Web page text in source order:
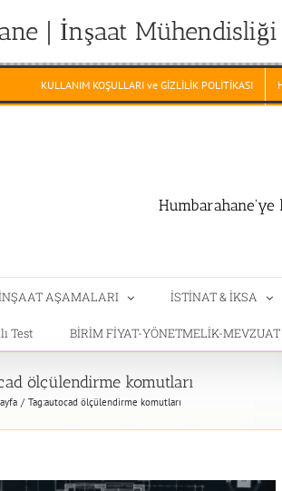
| İnşaat Mühendisliği
KULLANIM KOŞULLARI ve GİZLİLİK POLİTİKASI
Humbarahane'ye
AŞAMALARI İSTİNAT & İKSA
Test BİRİM FİYAT-YÖNETMELİK-
ölçülendirme komutları
Tag:autocad ölçülendirme komutları